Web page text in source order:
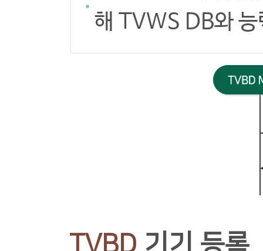
해 TVWS DB와 능
TVBD 기기 등록